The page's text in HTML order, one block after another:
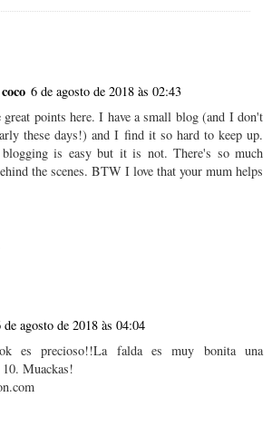
6 de agosto de 2018 às 02:43
great points here. I have a small blog (and I don't
these days!) and I find it so hard to keep up.
blogging is easy but it is not. There's so much
the scenes. BTW I love that your mum helps
de agosto de 2018 às 04:04
es precioso!!La falda es muy bonita una
Muackas!